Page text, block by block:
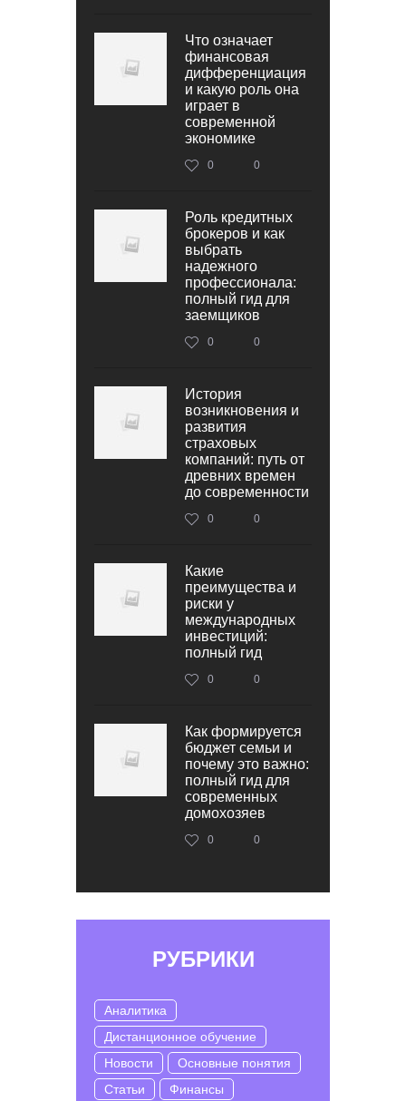
Что означает
финансовая
дифференциация
и какую роль она
играет в
современной
экономике
0 0
Роль кредитных
брокеров и как
выбрать
надежного
профессионала:
полный гид для
заемщиков
0 0
История
возникновения и
развития
страховых
компаний: путь от
древних времен
до современности
0 0
Какие
преимущества и
риски у
международных
инвестиций:
полный гид
0 0
Как формируется
бюджет семьи и
почему это важно:
полный гид для
современных
домохозяев
0 0
РУБРИКИ
Аналитика
Дистанционное обучение
Новости
Основные понятия
Статьи
Финансы